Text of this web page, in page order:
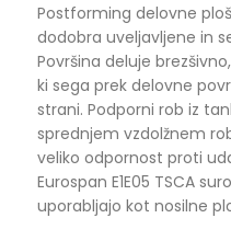
Postforming delovne
dodobra uveljavljene in
Površina deluje
ki sega prek delovne
strani. Podporni rob iz
sprednjem vzdolžnem
veliko odpornost proti
Eurospan E1E05 TSCA
uporabljajo kot nosilne